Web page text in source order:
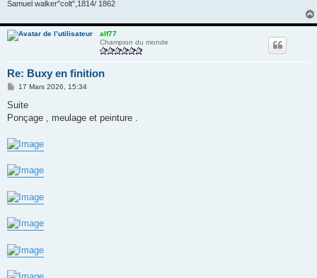
Samuel walker"colt",1814/ 1862
alf77
Champion du monde
Re: Buxy en finition
M
s
a
e
17 Mars 2026, 15:34
Suite
Ponçage , meulage et peinture .